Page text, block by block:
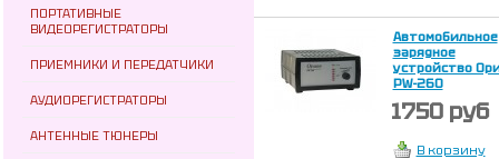
ПОРТАТИВНЫЕ
ВИДЕОРЕГИСТРАТОРЫ
ПРИЕМНИКИ И ПЕРЕДАТЧИКИ
АУДИОРЕГИСТРАТОРЫ
АНТЕННЫЕ ТЮНЕРЫ
Автомобильное
зарядное
устройство
PW-260
1750 руб
В корзину